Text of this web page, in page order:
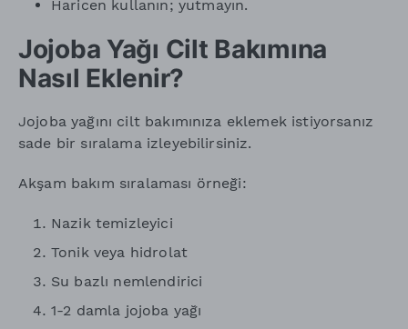
Haricen kullanın; yutmayın.
Jojoba Yağı Cilt Bakımına
Nasıl Eklenir?
Jojoba yağını cilt bakımınıza eklemek istiyorsanız
sade bir sıralama izleyebilirsiniz.
Akşam bakım sıralaması örneği:
Nazik temizleyici
Tonik veya hidrolat
Su bazlı nemlendirici
1-2 damla jojoba yağı